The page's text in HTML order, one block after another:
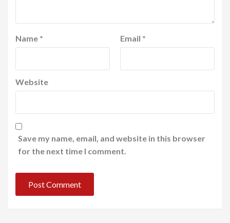
Name * Email *
Website
Save my name, email, and website in this browser
for the next time I comment.